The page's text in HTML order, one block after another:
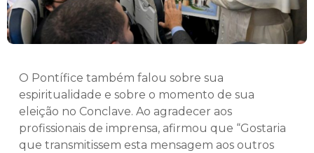
O Pontífice também falou sobre sua
espiritualidade e sobre o momento de sua
eleição no Conclave. Ao agradecer aos
profissionais de imprensa, afirmou que “Gostaria
que transmitissem esta mensagem aos outros